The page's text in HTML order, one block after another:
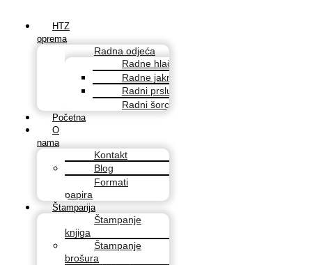
HTZ
oprema
Radna odjeća
Radne hlače
Radne jakne
Radni prsluci
Radni šorcevi
Početna
O
nama
Kontakt
Blog
Formati
papira
Štamparija
Štampanje
knjiga
Štampanje
brošura